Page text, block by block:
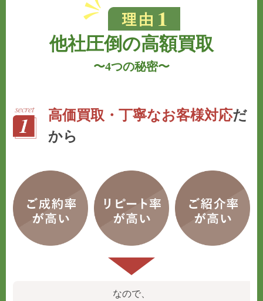
他社圧倒の高額買取
〜4つの秘密〜
高価買取・丁寧なお客様対応だ
から
なので、